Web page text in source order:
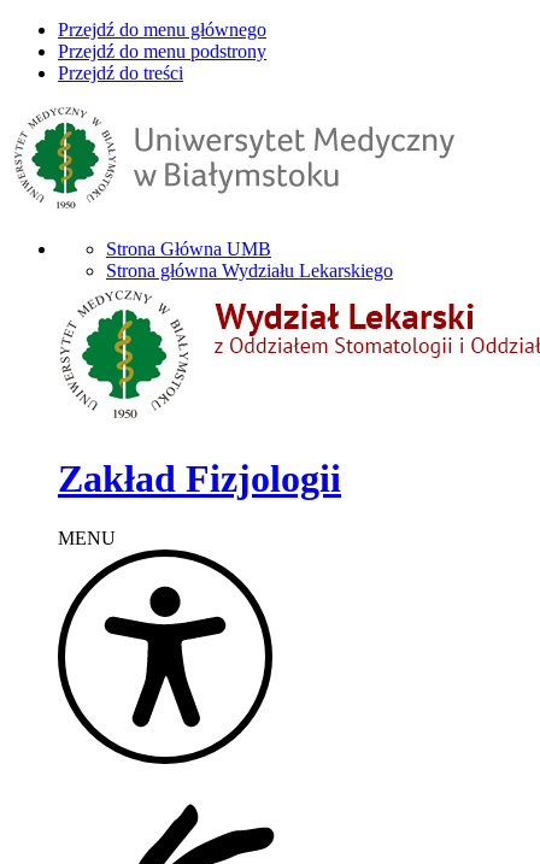
Przejdź do menu głównego
Przejdź do menu podstrony
Przejdź do treści
Strona Główna UMB
Strona główna Wydziału Lekarskiego
Zakład Fizjologii
MENU